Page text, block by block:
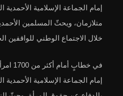
إمام الجماعة الإسلامية الأحمدية
متلازمان، ويحثّ المسلمين
خلال الاجتماع الوطني للواقفين الجدد
في
إمام الجماعة الإسلامية الأحمدية